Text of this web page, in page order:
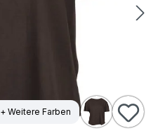
+ Weitere Farben